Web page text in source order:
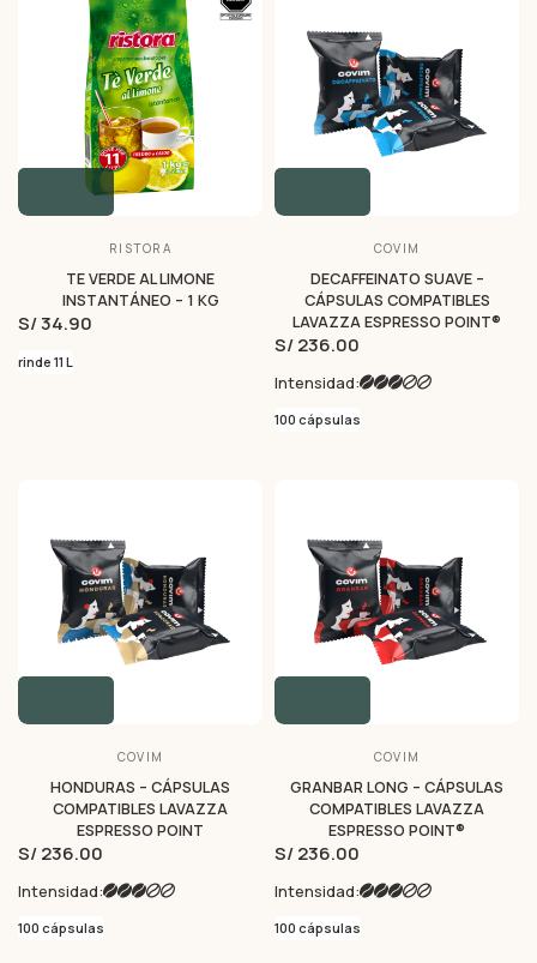
RISTORA
TE VERDE AL LIMONE
INSTANTÁNEO – 1 KG
S/ 34.90
rinde 11 L
COVIM
DECAFFEINATO SUAVE –
CÁPSULAS COMPATIBLES
LAVAZZA ESPRESSO POINT®
S/ 236.00
Intensidad:
100 cápsulas
COVIM
HONDURAS – CÁPSULAS
COMPATIBLES LAVAZZA
ESPRESSO POINT
S/ 236.00
Intensidad:
100 cápsulas
COVIM
GRANBAR LONG – CÁPSULAS
COMPATIBLES LAVAZZA
ESPRESSO POINT®
S/ 236.00
Intensidad:
100 cápsulas